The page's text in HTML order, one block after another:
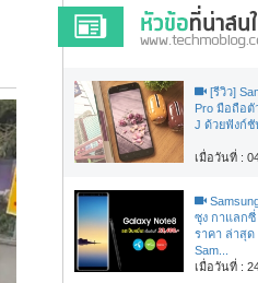
[รีวิว]
Pro มือถือตั
J ด้วยฟังก์ชั
เมื่อวันที่ :
ซุง กาแลกซี่
ราคา ล่าสุ
Sam...
เมื่อวันที่ :